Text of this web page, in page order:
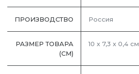
ПРОИЗВОДСТВО Россия
РАЗМЕР ТОВАРА
(СМ)
10 х 7,3 х 0,4 см